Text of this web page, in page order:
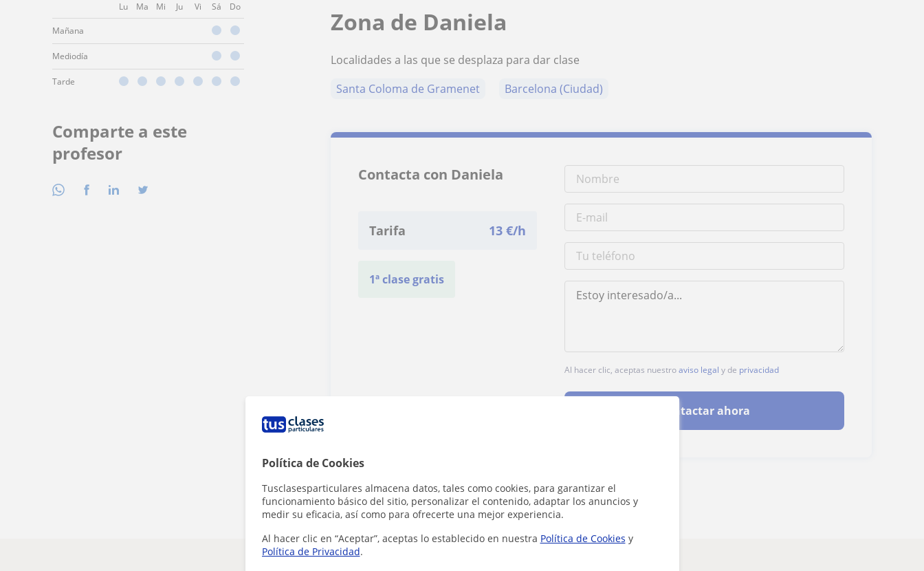
Política de Cookies
Tusclasesparticulares almacena datos, tales como cookies, para garantizar el
funcionamiento básico del sitio, personalizar el contenido, adaptar los anuncios y
medir su eficacia, así como para ofrecerte una mejor experiencia.
Al hacer clic en “Aceptar”, aceptas lo establecido en nuestra Política de Cookies y
Política de Privacidad.
Lu Ma Mi Ju Vi Sá Do
Mañana
Mediodía
Tarde
Comparte a este
profesor
Zona de Daniela
Localidades a las que se desplaza para dar clase
Santa Coloma de Gramenet
Barcelona (Ciudad)
Contacta con Daniela
Tarifa 13 €/h
1ª clase gratis
Al hacer clic, aceptas nuestroaviso legal y de privacidad
Contactar ahora
¿Hay algún error en este perfil? Cuéntanos